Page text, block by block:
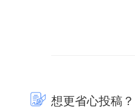
想更省心投稿？